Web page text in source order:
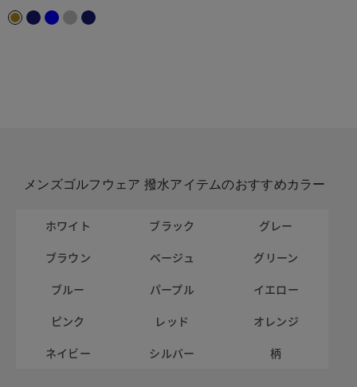
メンズゴルフウェア 撥水アイテムのおすすめカラー
ホワイト ブラック
グレー
ブラウン
ベージュ
グリーン
ブルー
パープル
イエロー
ピンク
レッド
オレンジ
ネイビー
シルバー 柄